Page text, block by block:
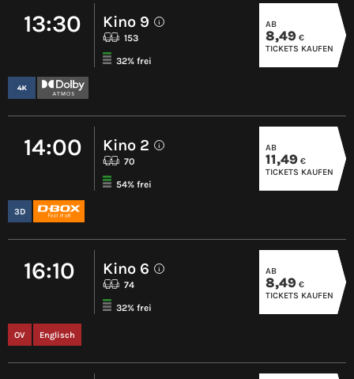
13:30 Kino 9 i
153
32% frei
AB
8,49 €
TICKETS KAUFEN
14:00 Kino 2 i
70
54% frei
3D
AB
11,49 €
TICKETS KAUFEN
16:10 Kino 6 i
74
32% frei
OV Englisch
AB
8,49 €
TICKETS KAUFEN